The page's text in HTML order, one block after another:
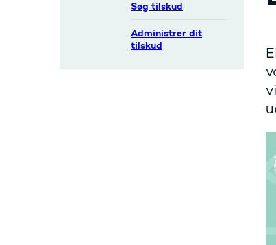
Søg tilskud
Administrer dit
tilskud